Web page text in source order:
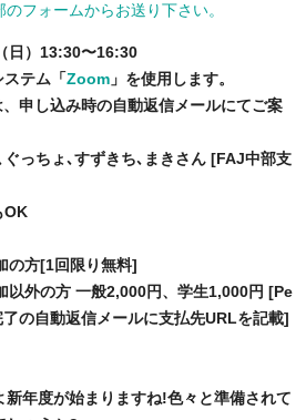
フォームからお送り下さい。
日）13:30〜16:30
テム「 Zoom 」を使用します。
込み時の自動返信メールにてご案
っちょ､すずきち､まきさん [FAJ中部支
OK
方[1回限り無料]
外の方 一般2,000円、学生1,000円 [Pe
の自動返信メールに支払先URLを記載]
年度が始まりますね!色々と準備されて